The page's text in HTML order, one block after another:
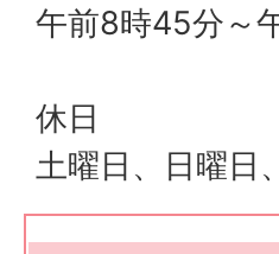
午前8時45分～
休日
土曜日、日曜日